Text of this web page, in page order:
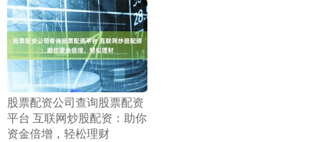
​股票配资公司查询股票配资
平台 互联网炒股配资：助你
资金倍增，轻松理财